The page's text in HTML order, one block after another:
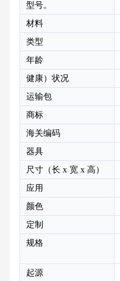
型号。
材料
类型
年龄
健康）状况
运输包
商标
海关编码
器具
尺寸（长 x 宽 x 高）
应用
颜色
定制
规格
起源